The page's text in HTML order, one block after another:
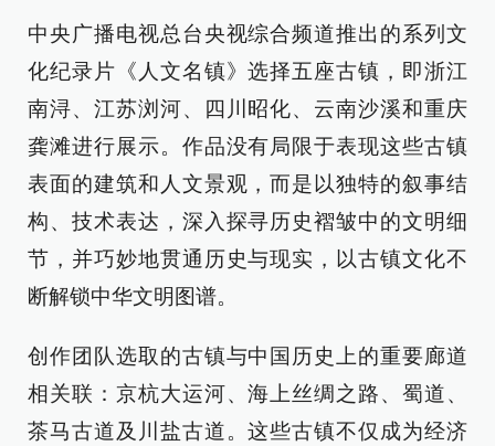
中央广播电视总台央视综合频道推出的系列文
化纪录片《人文名镇》选择五座古镇，即浙江
南浔、江苏浏河、四川昭化、云南沙溪和重庆
龚滩进行展示。作品没有局限于表现这些古镇
表面的建筑和人文景观，而是以独特的叙事结
构、技术表达，深入探寻历史褶皱中的文明细
节，并巧妙地贯通历史与现实，以古镇文化不
断解锁中华文明图谱。
创作团队选取的古镇与中国历史上的重要廊道
相关联：京杭大运河、海上丝绸之路、蜀道、
茶马古道及川盐古道。这些古镇不仅成为经济